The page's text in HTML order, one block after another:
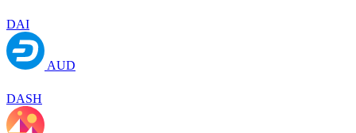
DAI
AUD
DASH